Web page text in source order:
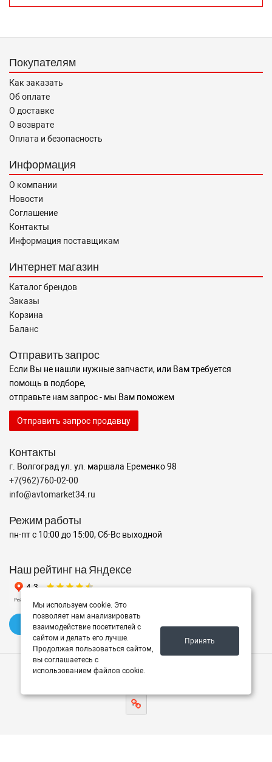
выбора возложено на продавца (изготовителя) Законом
Покупателям
Как заказать
Об оплате
О доставке
О возврате
Оплата и безопасность
Информация
О компании
Новости
Соглашение
Контакты
Информация поставщикам
Интернет магазин
Каталог брендов
Заказы
Корзина
Баланс
Отправить запрос
Если Вы не нашли нужные запчасти, или Вам требуется
помощь в подборе,
отправьте нам запрос - мы Вам поможем
Отправить запрос продавцу
Контакты
г. Волгоград ул. ул. маршала Еременко 98
+7(962)760-02-00
info@avtomarket34.ru
Режим работы
пн-пт с 10:00 до 15:00, Сб-Вс выходной
Наш рейтинг на Яндексе
✍️ Оставить отзыв
Мы используем cookie. Это
позволяет нам анализировать
взаимодействие посетителей с
сайтом и делать его лучше.
Продолжая пользоваться сайтом,
вы соглашаетесь с
использованием файлов cookie.
Принять